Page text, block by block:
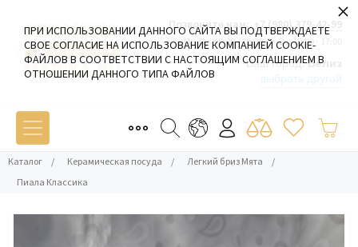
Позвоните нам: +7 (980) 379-42-99
Пн-Пт: 09:00 - 19:00 Сб-Вс: 10:00 - 17:00
Ваш город:Белиз
Каталог / Керамическая посуда / Легкий бриз Мята
/
Пиала Классика
ПРИ ИСПОЛЬЗОВАНИИ ДАННОГО САЙТА ВЫ ПОДТВЕРЖДАЕТЕ
СВОЕ СОГЛАСИЕ НА ИСПОЛЬЗОВАНИЕ КОМПАНИЕЙ COOKIE-
ФАЙЛОВ В СООТВЕТСТВИИ С НАСТОЯЩИМ СОГЛАШЕНИЕМ В
ОТНОШЕНИИ ДАННОГО ТИПА ФАЙЛОВ
×